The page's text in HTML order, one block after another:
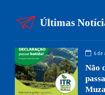
Últimas
6 de
Não